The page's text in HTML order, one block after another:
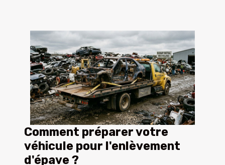
Comment préparer votre
véhicule pour l'enlèvement
d'épave ?